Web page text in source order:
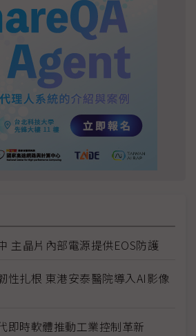
主晶片內部電源提供EOS防護
性扎根 東港安泰醫院導入AI影像
即時軟體推動工業控制革新